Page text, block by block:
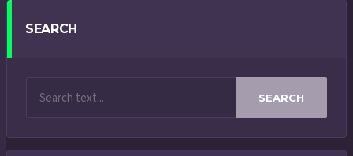
SEARCH
SEARCH